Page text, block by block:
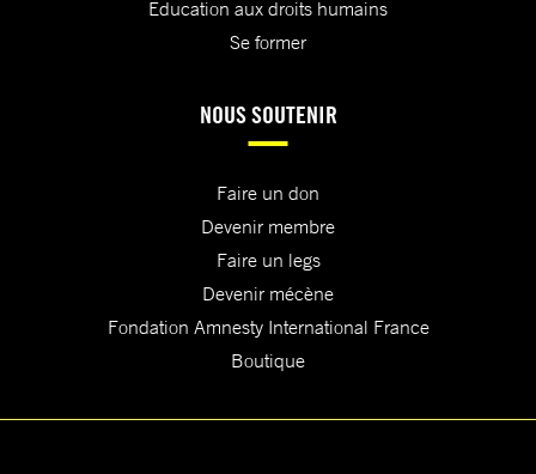
Education aux droits humains
Se former
NOUS SOUTENIR
Faire un don
Devenir membre
Faire un legs
Devenir mécène
Fondation Amnesty International France
Boutique